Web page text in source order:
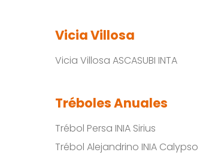
Vicia Villosa
Vicia Villosa ASCASUBI INTA
Tréboles Anuales
Trébol Persa INIA Sirius
Trébol Alejandrino INIA Calypso